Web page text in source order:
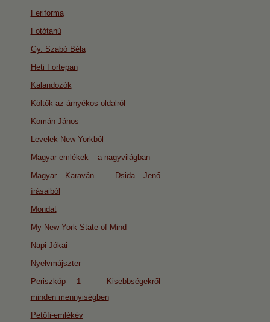
Feriforma
Fotótanú
Gy. Szabó Béla
Heti Fortepan
Kalandozók
Költők az árnyékos oldalról
Komán János
Levelek New Yorkból
Magyar emlékek – a nagyvilágban
Magyar Karaván – Dsida Jenő
írásaiból
Mondat
My New York State of Mind
Napi Jókai
Nyelvmájszter
Periszkóp 1 – Kisebbségekről
minden mennyiségben
Petőfi-emlékév